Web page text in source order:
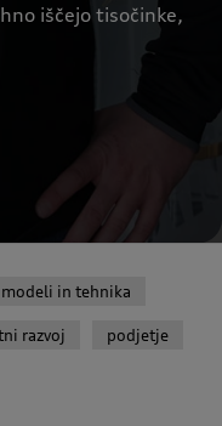
iščejo tisočinke,
modeli in tehnika
razvoj podjetje